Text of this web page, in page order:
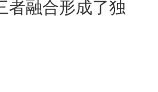
者融合形成了独